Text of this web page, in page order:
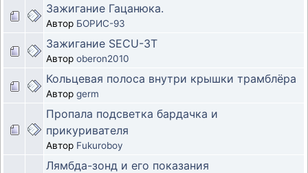
Зажигание Гацанюка.
Автор БОРИС-93
Зажигание SECU-3T
Автор oberon2010
Кольцевая полоса внутри крышки трамблёра
Автор germ
Пропала подсветка бардачка и
прикуривателя
Автор Fukuroboy
Лямбда-зонд и его показания